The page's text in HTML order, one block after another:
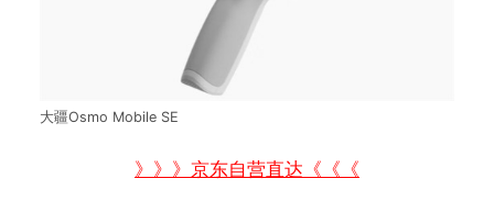
大疆Osmo Mobile SE
》》》京东自营直达《《《